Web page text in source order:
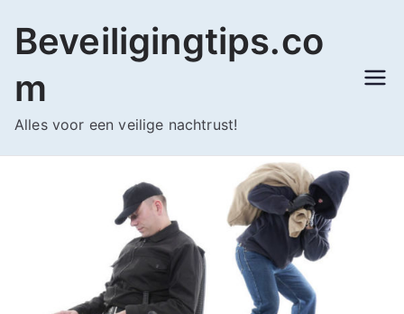
naar
inhoud
Beveiligingtips.co
m
Alles voor een veilige nachtrust!